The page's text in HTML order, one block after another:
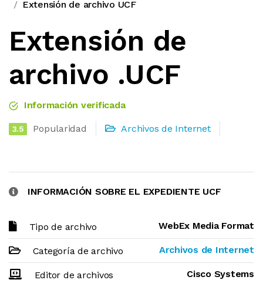
Extensión de archivo UCF
Extensión de
archivo .UCF
Información verificada
3.5 Popularidad Archivos de Internet
INFORMACIÓN SOBRE EL EXPEDIENTE UCF
Tipo de archivo WebEx Media Format
Categoría de archivo Archivos de Internet
Editor de archivos Cisco Systems